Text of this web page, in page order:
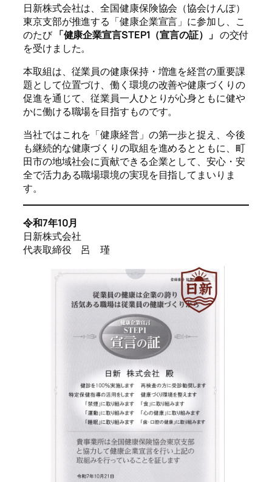
日新株式会社は、全国健康保険協会（協会けんぽ）
東京支部が推進する「健康企業宣言」に参加し、こ
のたび 「健康企業宣言STEP1（宣言の証）」 の交付
を受けました。
本取組は、従業員の健康保持・増進を経営の重要課
題として位置づけ、働く環境の改善や健康づくりの
促進を通じて、従業員一人ひとりが心身ともに健や
かに働ける職場を目指すものです。
当社ではこれを「健康経営」の第一歩と捉え、今後
も継続的な健康づくりの取組を進めるとともに、町
田市の地域社会に貢献できる企業として、安心・安
全で活力ある職場環境の実現を目指してまいりま
す。
令和7年10月
日新株式会社
代表取締役 呂 瑾